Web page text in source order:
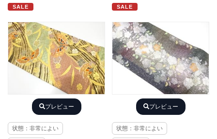
SALE
プレビュー
状態：非常によい
SALE
プレビュー
状態：非常によい